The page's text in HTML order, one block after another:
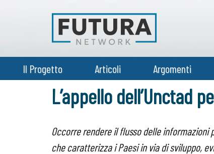
Il Progetto Articoli Argomenti
L’appello dell’Unctad
Occorre rendere il flusso delle
che caratterizza i Paesi in via di sviluppo,